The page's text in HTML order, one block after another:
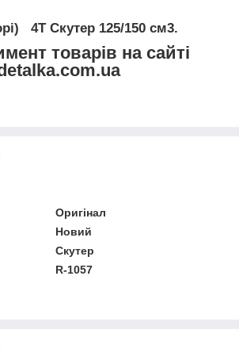
4T Скутер 125/150 см3.
товарів на сайті
Оригінал
Новий
Скутер
R-1057